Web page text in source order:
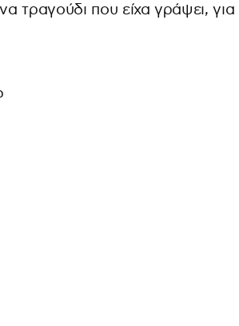
τραγούδι που είχα γράψει,